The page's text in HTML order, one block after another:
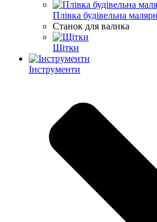
Плівка будівельна
Станок для валика
Щітки
Інструменти